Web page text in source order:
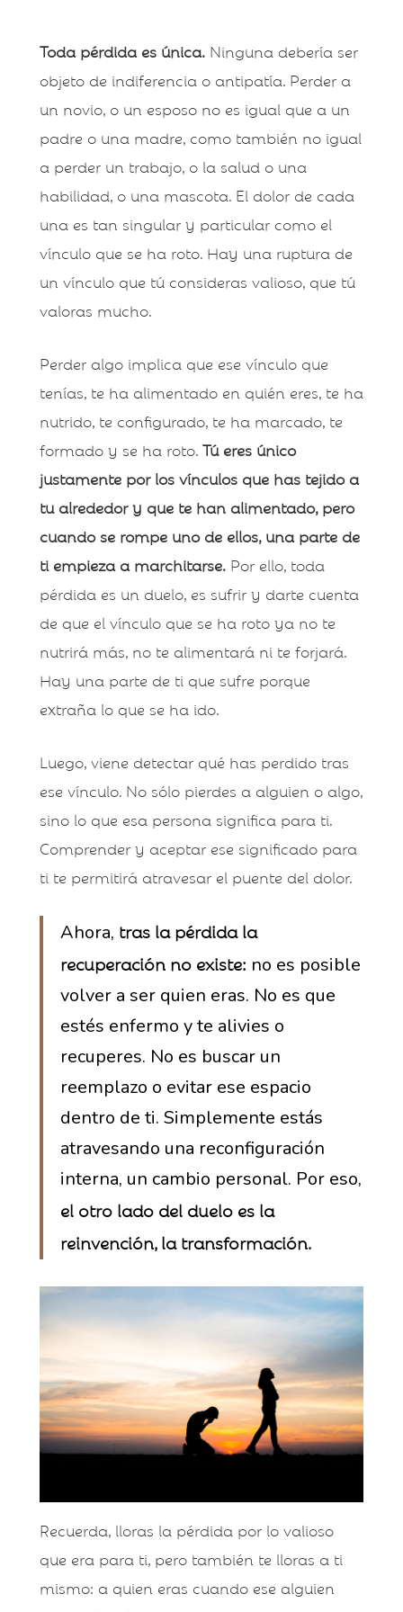
Toda pérdida es única. Ninguna debería ser
objeto de indiferencia o antipatía. Perder a
un novio, o un esposo no es igual que a un
padre o una madre, como también no igual
a perder un trabajo, o la salud o una
habilidad, o una mascota. El dolor de cada
una es tan singular y particular como el
vínculo que se ha roto. Hay una ruptura de
un vínculo que tú consideras valioso, que tú
valoras mucho.
Perder algo implica que ese vínculo que
tenías, te ha alimentado en quién eres, te ha
nutrido, te configurado, te ha marcado, te
formado y se ha roto. Tú eres único
justamente por los vínculos que has tejido a
tu alrededor y que te han alimentado, pero
cuando se rompe uno de ellos, una parte de
ti empieza a marchitarse. Por ello, toda
pérdida es un duelo, es sufrir y darte cuenta
de que el vínculo que se ha roto ya no te
nutrirá más, no te alimentará ni te forjará.
Hay una parte de ti que sufre porque
extraña lo que se ha ido.
Luego, viene detectar qué has perdido tras
ese vínculo. No sólo pierdes a alguien o algo,
sino lo que esa persona significa para ti.
Comprender y aceptar ese significado para
ti te permitirá atravesar el puente del dolor.
Ahora, tras la pérdida la
recuperación no existe: no es posible
volver a ser quien eras. No es que
estés enfermo y te alivies o
recuperes. No es buscar un
reemplazo o evitar ese espacio
dentro de ti. Simplemente estás
atravesando una reconfiguración
interna, un cambio personal. Por eso,
el otro lado del duelo es la
reinvención, la transformación.
Recuerda, lloras la pérdida por lo valioso
que era para ti, pero también te lloras a ti
mismo: a quien eras cuando ese alguien